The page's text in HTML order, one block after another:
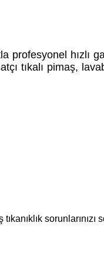
hızlı
tıkalı pimaş,